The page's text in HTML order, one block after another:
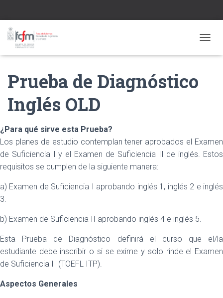
Prueba de Diagnóstico
Inglés OLD
¿Para qué sirve esta Prueba?
Los planes de estudio contemplan tener aprobados el Examen
de Suficiencia I y el Examen de Suficiencia II de inglés. Estos
requisitos se cumplen de la siguiente manera:
a) Examen de Suficiencia I aprobando inglés 1, inglés 2 e inglés
3.
b) Examen de Suficiencia II aprobando inglés 4 e inglés 5.
Esta Prueba de Diagnóstico definirá el curso que el/la
estudiante debe inscribir o si se exime y solo rinde el Examen
de Suficiencia II (TOEFL ITP).
Aspectos Generales